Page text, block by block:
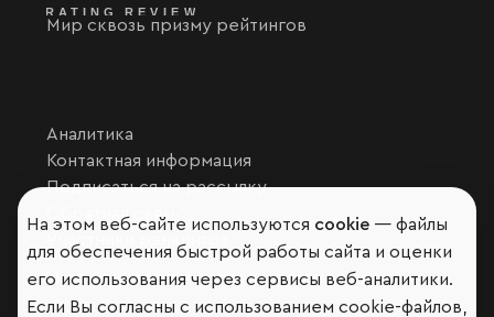
Мир сквозь призму рейтингов
Аналитика
Контактная информация
Подписаться на рассылку
Обратная связь
Участники рэнкингов
Мы в социальных сетях и мессенджерах
VK
На этом веб-сайте используются cookie — файлы
для обеспечения быстрой работы сайта и оценки
его использования через сервисы веб-аналитики.
Если Вы согласны с использованием cookie-файлов,